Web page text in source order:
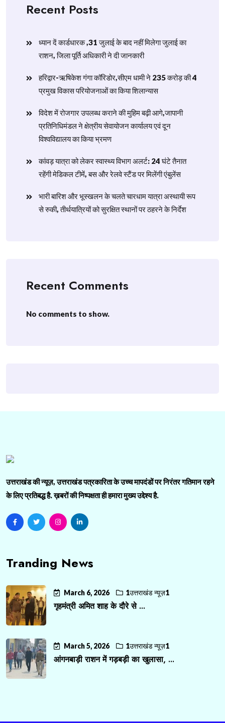
Recent Posts
ध्यान दें कार्डधारक ,31 जुलाई के बाद नहीं मिलेगा जुलाई का
राशन, जिला पूर्ति अधिकारी ने दी जानकारी
हरिद्वार-ऋषिकेश गंगा कॉरिडोर,सीएम धामी ने 235 करोड़ की 4
प्रमुख विकास परियोजनाओं का किया शिलान्यास
विदेश में रोजगार उपलब्ध कराने की मुहिम बढ़ी आगे,जापानी
प्रतिनिधिमंडल ने क्षेत्रीय सेवायोजन कार्यालय एवं दून
विश्वविद्यालय का किया भ्रमण
​कांवड़ यात्रा को लेकर स्वास्थ्य विभाग अलर्ट: 24 घंटे तैनात
रहेंगी मेडिकल टीमें, बस और रेलवे स्टैंड पर मिलेंगी एंबुलेंस
​भारी बारिश और भूस्खलन के चलते चारधाम यात्रा अस्थायी रूप
से रुकी, तीर्थयात्रियों को सुरक्षित स्थानों पर ठहरने के निर्देश
Recent Comments
No comments to show.
उत्तराखंड की न्यूज़, उत्तराखंड पत्रकारिता के उच्च मापदंडों पर निरंतर गतिमान रहने
के लिए प्रतिबद्ध है. ख़बरों की निष्पक्षता ही हमारा मुख्य उद्देश्य है.
Tranding News
March 6, 2026 1उत्तराखंड न्यूज़1
गृहमंत्री अमित शाह के दौरे से ...
March 5, 2026 1उत्तराखंड न्यूज़1
आंगनबाड़ी राशन में गड़बड़ी का खुलासा, ...